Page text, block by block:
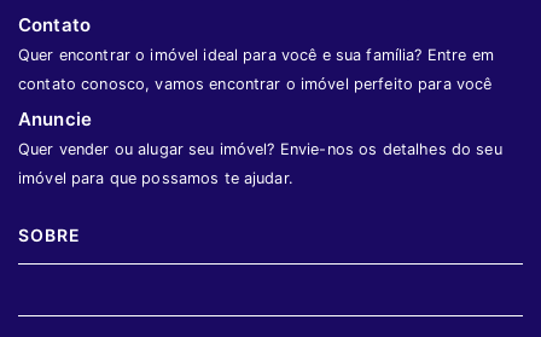
Contato
Quer encontrar o imóvel ideal para você e sua família? Entre em
contato conosco, vamos encontrar o imóvel perfeito para você
Anuncie
Quer vender ou alugar seu imóvel? Envie-nos os detalhes do seu
imóvel para que possamos te ajudar.
SOBRE